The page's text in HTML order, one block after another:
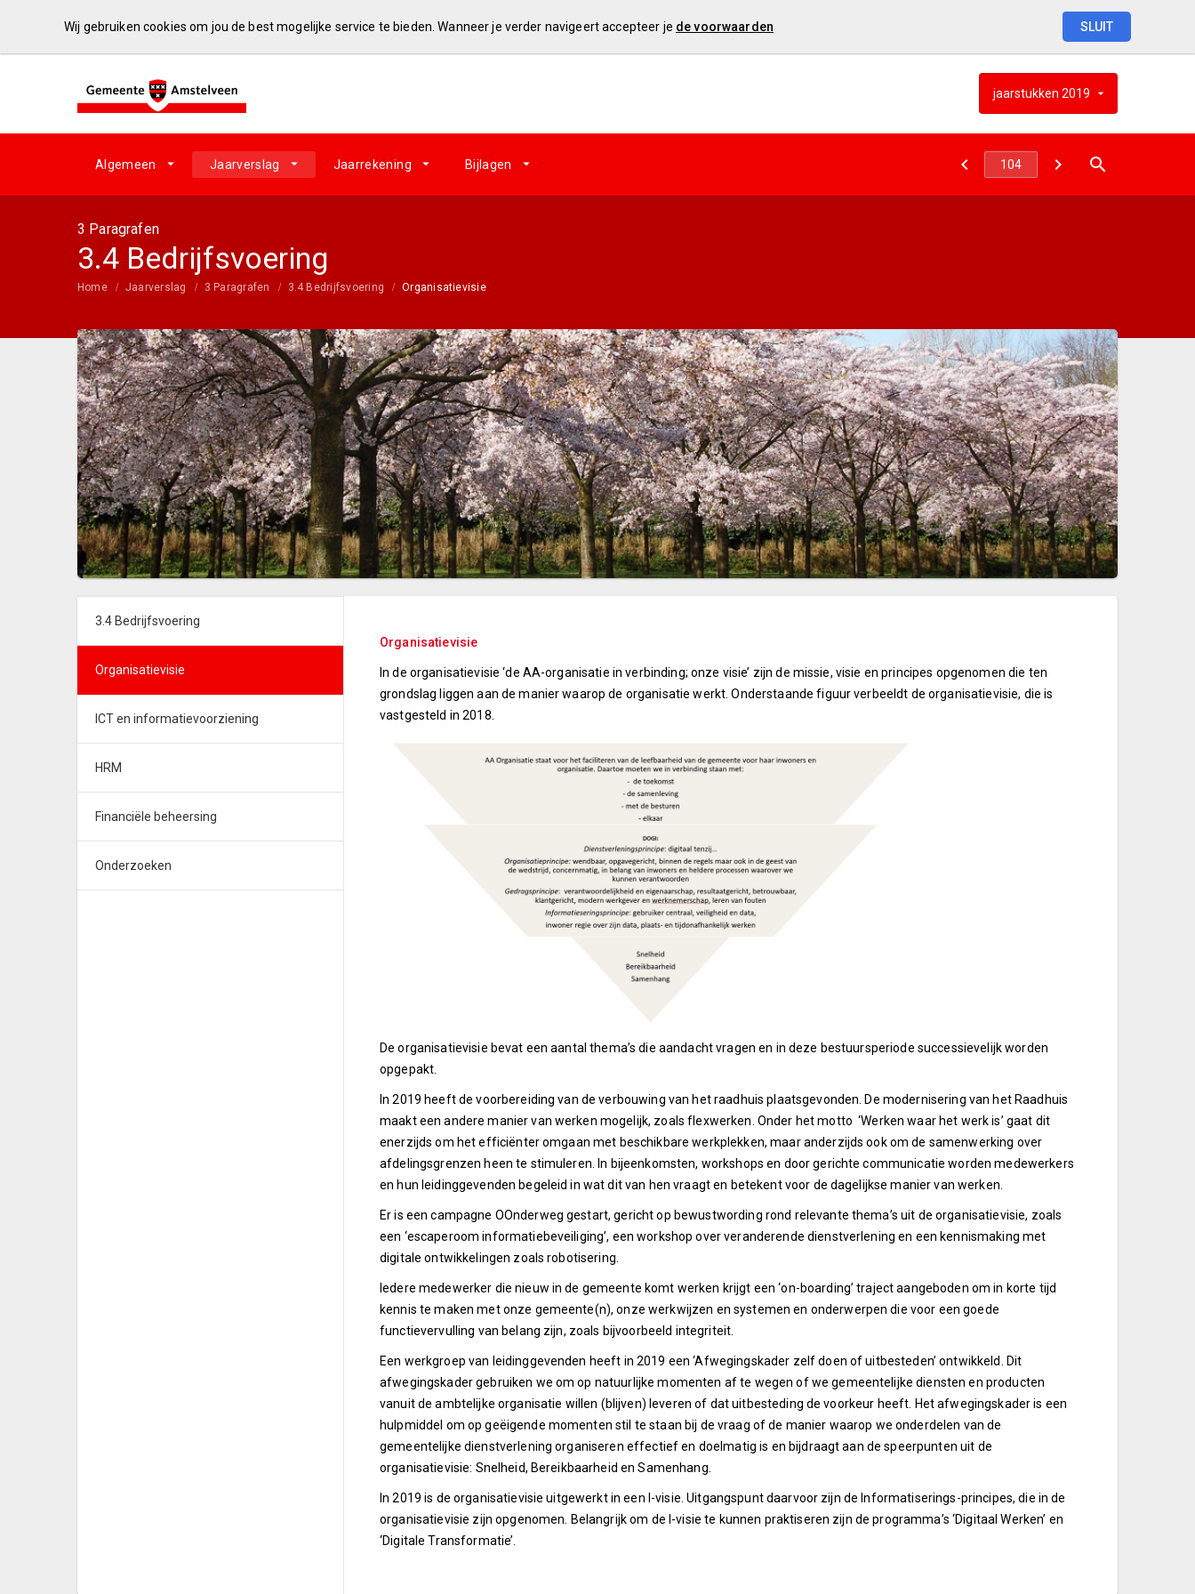
jaarstukken 2019
Algemeen Jaarverslag Jaarrekening Bijlagen
3 Paragrafen
3.4 Bedrijfsvoering
Home Jaarverslag 3 Paragrafen 3.4 Bedrijfsvoering Organisatievisie
Organisatievisie
In de organisatievisie ‘de AA-organisatie in verbinding; onze visie’ zijn de missie, visie en principes opgenomen die ten
grondslag liggen aan de manier waarop de organisatie werkt. Onderstaande figuur verbeeldt de organisatievisie, die is
vastgesteld in 2018.
De organisatievisie bevat een aantal thema’s die aandacht vragen en in deze bestuursperiode successievelijk worden
opgepakt.
In 2019 heeft de voorbereiding van de verbouwing van het raadhuis plaatsgevonden. De modernisering van het Raadhuis
maakt een andere manier van werken mogelijk, zoals flexwerken. Onder het motto ‘Werken waar het werk is’ gaat dit
enerzijds om het efficiënter omgaan met beschikbare werkplekken, maar anderzijds ook om de samenwerking over
afdelingsgrenzen heen te stimuleren. In bijeenkomsten, workshops en door gerichte communicatie worden medewerkers
en hun leidinggevenden begeleid in wat dit van hen vraagt en betekent voor de dagelijkse manier van werken.
Er is een campagne OOnderweg gestart, gericht op bewustwording rond relevante thema’s uit de organisatievisie, zoals
een ‘escaperoom informatiebeveiliging’, een workshop over veranderende dienstverlening en een kennismaking met
digitale ontwikkelingen zoals robotisering.
Iedere medewerker die nieuw in de gemeente komt werken krijgt een ‘on-boarding’ traject aangeboden om in korte tijd
kennis te maken met onze gemeente(n), onze werkwijzen en systemen en onderwerpen die voor een goede
functievervulling van belang zijn, zoals bijvoorbeeld integriteit.
Een werkgroep van leidinggevenden heeft in 2019 een ‘Afwegingskader zelf doen of uitbesteden’ ontwikkeld. Dit
afwegingskader gebruiken we om op natuurlijke momenten af te wegen of we gemeentelijke diensten en producten
vanuit de ambtelijke organisatie willen (blijven) leveren of dat uitbesteding de voorkeur heeft. Het afwegingskader is een
hulpmiddel om op geëigende momenten stil te staan bij de vraag of de manier waarop we onderdelen van de
gemeentelijke dienstverlening organiseren effectief en doelmatig is en bijdraagt aan de speerpunten uit de
organisatievisie: Snelheid, Bereikbaarheid en Samenhang.
In 2019 is de organisatievisie uitgewerkt in een I-visie. Uitgangspunt daarvoor zijn de Informatiserings-principes, die in de
organisatievisie zijn opgenomen. Belangrijk om de I-visie te kunnen praktiseren zijn de programma’s ‘Digitaal Werken’ en
‘Digitale Transformatie’.
3.4 Bedrijfsvoering
Organisatievisie
ICT en informatievoorziening
HRM
Financiële beheersing
Onderzoeken
Wij gebruiken cookies om jou de best mogelijke service te bieden. Wanneer je verder navigeert accepteer je de voorwaarden SLUIT